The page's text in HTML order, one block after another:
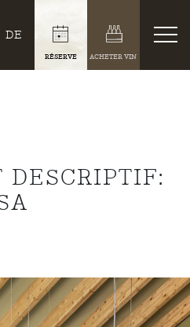
DE
RÉSERVE ACHETER VIN
DESCRIPTIF: